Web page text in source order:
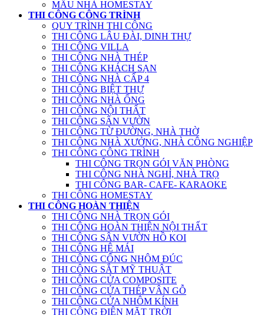
MẪU NHÀ HOMESTAY
THI CÔNG CÔNG TRÌNH
QUY TRÌNH THI CÔNG
THI CÔNG LÂU ĐÀI, DINH THỰ
THI CÔNG VILLA
THI CÔNG NHÀ THÉP
THI CÔNG KHÁCH SẠN
THI CÔNG NHÀ CẤP 4
THI CÔNG BIỆT THỰ
THI CÔNG NHÀ ỐNG
THI CÔNG NỘI THẤT
THI CÔNG SÂN VƯỜN
THI CÔNG TỪ ĐƯỜNG, NHÀ THỜ
THI CÔNG NHÀ XƯỞNG, NHÀ CÔNG NGHIỆP
THI CÔNG CÔNG TRÌNH
THI CÔNG TRỌN GÓI VĂN PHÒNG
THI CÔNG NHÀ NGHỈ, NHÀ TRỌ
THI CÔNG BAR- CAFE- KARAOKE
THI CÔNG HOMESTAY
THI CÔNG HOÀN THIỆN
THI CÔNG NHÀ TRỌN GÓI
THI CÔNG HOÀN THIỆN NỘI THẤT
THI CÔNG SÂN VƯỜN HỒ KOI
THI CÔNG HỆ MÁI
THI CÔNG CỔNG NHÔM ĐÚC
THI CÔNG SẮT MỸ THUẬT
THI CÔNG CỬA COMPOSITE
THI CÔNG CỬA THÉP VÂN GỖ
THI CÔNG CỬA NHÔM KÍNH
THI CÔNG ĐIỆN MẶT TRỜI